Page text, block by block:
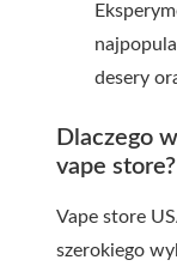
desery
Dlaczego
vape store?
Vape store
szerokiego